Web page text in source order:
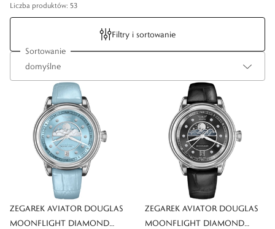
Liczba produktów: 53
Filtry i sortowanie
Sortowanie
ZEGAREK AVIATOR DOUGLAS
MOONFLIGHT DIAMOND
ZEGAREK AVIATOR DOUGLAS
MOONFLIGHT DIAMOND